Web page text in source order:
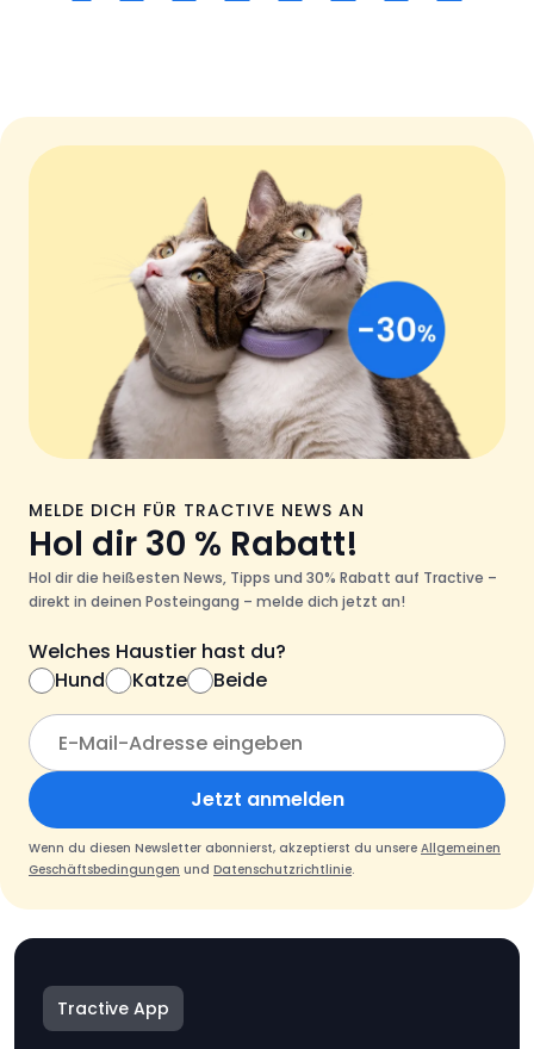
MELDE DICH FÜR TRACTIVE NEWS AN
Hol dir 30 % Rabatt!
Hol dir die heißesten News, Tipps und 30% Rabatt auf Tractive –
direkt in deinen Posteingang – melde dich jetzt an!
Welches Haustier hast du?
Hund
Katze Beide
Jetzt anmelden
Wenn du diesen Newsletter abonnierst, akzeptierst du unsere Allgemeinen
Geschäftsbedingungen und Datenschutzrichtlinie.
Tractive App